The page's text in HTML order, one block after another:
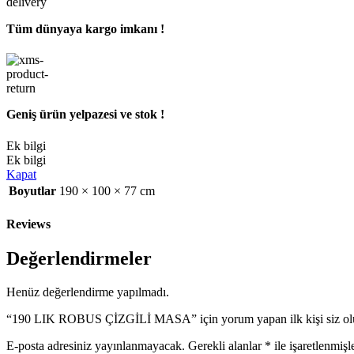
Tüm dünyaya kargo imkanı !
Geniş ürün yelpazesi ve stok !
Ek bilgi
Ek bilgi
Kapat
Boyutlar 190 × 100 × 77 cm
Reviews
Değerlendirmeler
Henüz değerlendirme yapılmadı.
“190 LIK ROBUS ÇİZGİLİ MASA” için yorum yapan ilk kişi siz
E-posta adresiniz yayınlanmayacak. Gerekli alanlar * ile